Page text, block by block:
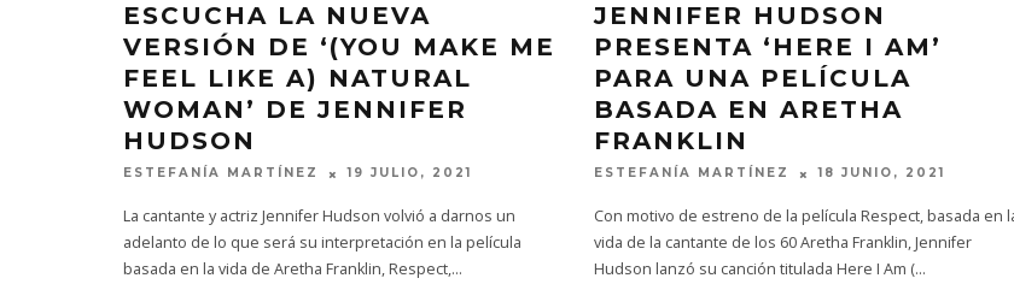
ESCUCHA LA NUEVA
VERSIÓN DE ‘(YOU MAKE ME
FEEL LIKE A) NATURAL
WOMAN’ DE JENNIFER
HUDSON
ESTEFANÍA MARTÍNEZ 19 JULIO, 2021
La cantante y actriz Jennifer Hudson volvió a darnos un
adelanto de lo que será su interpretación en la película
basada en la vida de Aretha Franklin, Respect,...
JENNIFER HUDSON
PRESENTA ‘HERE I AM’
PARA UNA PELÍCULA
BASADA EN ARETHA
FRANKLIN
ESTEFANÍA MARTÍNEZ 18 JUNIO, 2021
Con motivo de estreno de la película Respect, basada en
vida de la cantante de los 60 Aretha Franklin, Jennifer
Hudson lanzó su canción titulada Here I Am (...